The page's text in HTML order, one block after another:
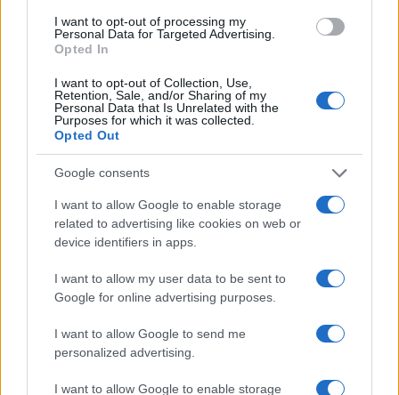
I want to opt-out of processing my
Personal Data for Targeted Advertising.
Opted In
I want to opt-out of Collection, Use,
Retention, Sale, and/or Sharing of my
Personal Data that Is Unrelated with the
Purposes for which it was collected.
Opted Out
Google consents
I want to allow Google to enable storage
related to advertising like cookies on web or
device identifiers in apps.
I want to allow my user data to be sent to
Google for online advertising purposes.
I want to allow Google to send me
personalized advertising.
I want to allow Google to enable storage